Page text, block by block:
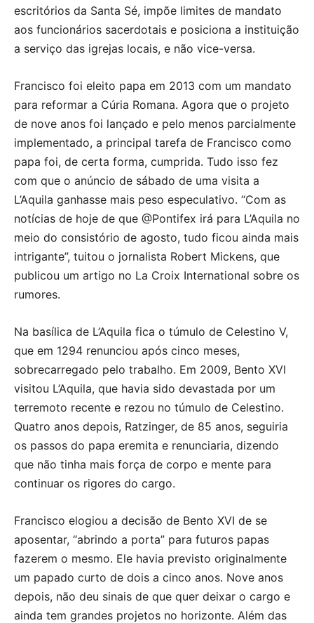
escritórios da Santa Sé, impõe limites de mandato
aos funcionários sacerdotais e posiciona a instituição
a serviço das igrejas locais, e não vice-versa.
Francisco foi eleito papa em 2013 com um mandato
para reformar a Cúria Romana. Agora que o projeto
de nove anos foi lançado e pelo menos parcialmente
implementado, a principal tarefa de Francisco como
papa foi, de certa forma, cumprida. Tudo isso fez
com que o anúncio de sábado de uma visita a
L’Aquila ganhasse mais peso especulativo. “Com as
notícias de hoje de que @Pontifex irá para L’Aquila no
meio do consistório de agosto, tudo ficou ainda mais
intrigante”, tuitou o jornalista Robert Mickens, que
publicou um artigo no La Croix International sobre os
rumores.
Na basílica de L’Aquila fica o túmulo de Celestino V,
que em 1294 renunciou após cinco meses,
sobrecarregado pelo trabalho. Em 2009, Bento XVI
visitou L’Aquila, que havia sido devastada por um
terremoto recente e rezou no túmulo de Celestino.
Quatro anos depois, Ratzinger, de 85 anos, seguiria
os passos do papa eremita e renunciaria, dizendo
que não tinha mais força de corpo e mente para
continuar os rigores do cargo.
Francisco elogiou a decisão de Bento XVI de se
aposentar, “abrindo a porta” para futuros papas
fazerem o mesmo. Ele havia previsto originalmente
um papado curto de dois a cinco anos. Nove anos
depois, não deu sinais de que quer deixar o cargo e
ainda tem grandes projetos no horizonte. Além das